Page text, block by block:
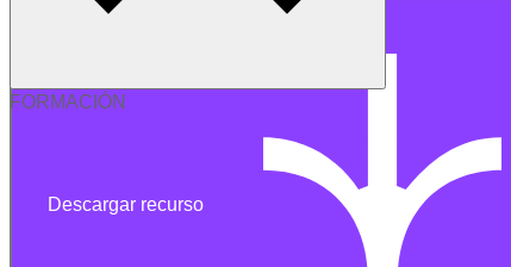
FORMACIÓN
Descargar recurso